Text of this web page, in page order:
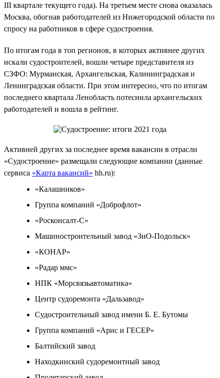
III квартале текущего года). На третьем месте снова оказалась
Москва, обогнав работодателей из Нижегородской области по
спросу на работников в сфере судостроения.
По итогам года в топ регионов, в которых активнее других
искали судостроителей, вошли четыре представителя из
СЗФО: Мурманская, Архангельская, Калининградская и
Ленинградская области. При этом интересно, что по итогам
последнего квартала Ленобласть потеснила архангельских
работодателей и вошла в рейтинг.
Активней других за последнее время вакансии в отрасли
«Судостроение» размещали следующие компании (данные
сервиса «Карта вакансий» hh.ru):
«Калашников»
Группа компаний «Доброфлот»
«Росконсалт-С»
Машиностроительный завод «ЗиО-Подольск»
«КОНАР»
«Радар ммс»
НПК «Морсвязьавтоматика»
Центр судоремонта «Дальзавод»
Судостроительный завод имени Б. Е. Бутомы
Группа компаний «Арис и ГЕСЕР»
Балтийский завод
Находкинский судоремонтный завод